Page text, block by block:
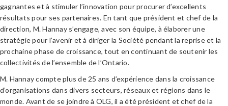
gagnantes et à stimuler l’innovation pour procurer d’excellents
résultats pour ses partenaires. En tant que président et chef de la
direction, M. Hannay s’engage, avec son équipe, à élaborer une
stratégie pour l’avenir et à diriger la Société pendant la reprise et la
prochaine phase de croissance, tout en continuant de soutenir les
collectivités de l’ensemble de l’Ontario.
M. Hannay compte plus de 25 ans d’expérience dans la croissance
d’organisations dans divers secteurs, réseaux et régions dans le
monde. Avant de se joindre à OLG, il a été président et chef de la